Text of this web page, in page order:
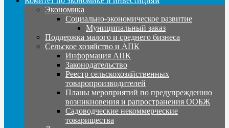
Экономика
Социально-экономическое развитие
Муниципальный заказ
Поддержка малого и среднего бизнеса
Сельское хозяйство и АПК
Информация АПК
Законодательство
Реестр сельскохозяйственных
товаропроизводителей
Планы мероприятий по предупреждению
возникновения и рапространения ООБЖ
Садоводческие некоммерческие
товарищества